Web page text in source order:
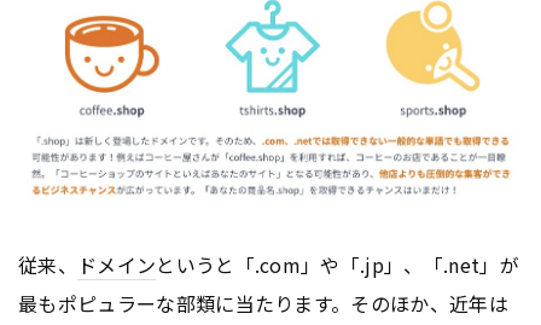
従来、 ドメインというと「.com」や「.jp」、「.net」が
最もポピュラーな部類に当たります。そのほか、近年は